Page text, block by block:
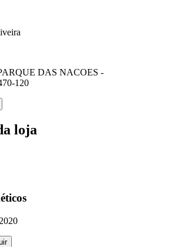
DAS NACOES -
120
loja